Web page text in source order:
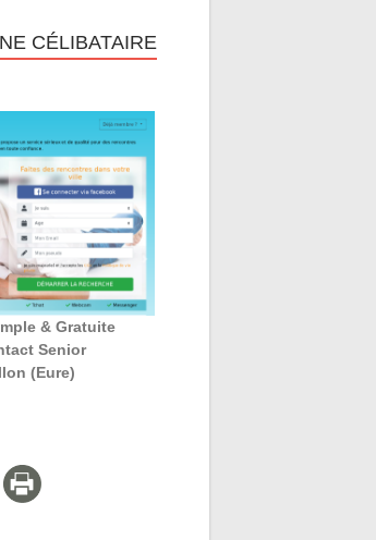
CÉLIBATAIRE
& Gratuite
Senior
(Eure)